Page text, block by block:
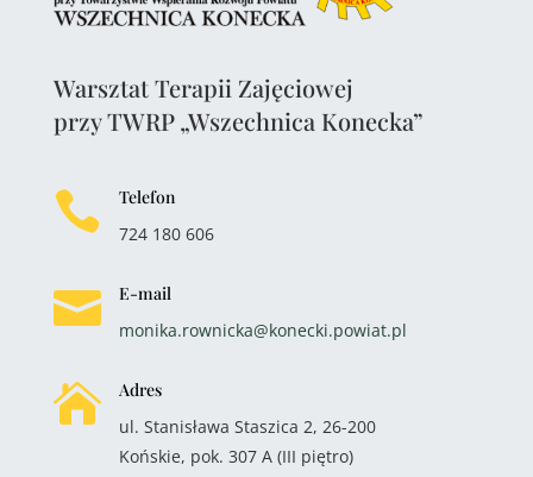
Warsztat Terapii Zajęciowej
przy TWRP „Wszechnica Konecka”

Telefon
724 180 606

E-mail
monika.rownicka@konecki.powiat.pl

Adres
ul. Stanisława Staszica 2, 26-200
Końskie, pok. 307 A (III piętro)